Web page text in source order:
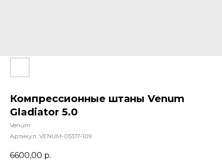
Компрессионные штаны Venum
Gladiator 5.0
Venum
Артикул: VENUM-05317-109
6600,00 р.